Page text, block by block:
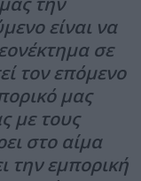
είναι να
σε
τον επόμενο
μας
με τους
στο αίμα
την εμπορική